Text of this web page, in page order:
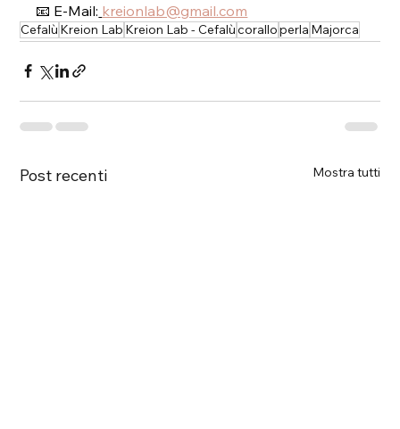
📧 E-Mail: kreionlab@gmail.com
Cefalù Kreion Lab Kreion Lab - Cefalùcoralloperla Majorca
Post recenti Mostra tutti